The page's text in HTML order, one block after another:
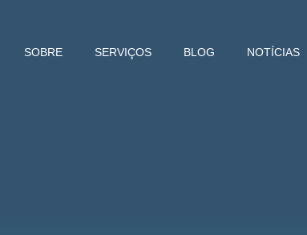
SOBRE SERVIÇOS BLOG NOTÍCIAS